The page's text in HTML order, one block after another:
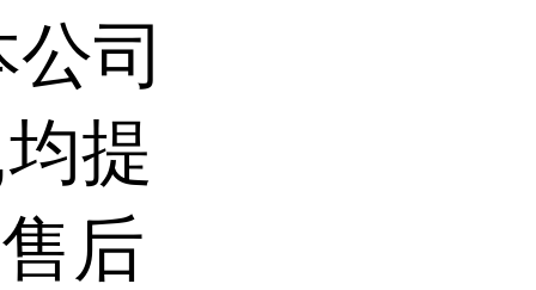
司
提
后